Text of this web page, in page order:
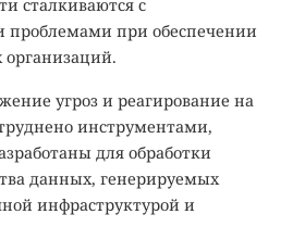
сталкиваются с
проблемами при обеспечении
организаций.
угроз и реагирование на
инструментами,
для обработки
данных, генерируемых
инфраструктурой и